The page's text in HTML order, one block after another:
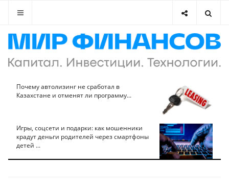
Почему автолизинг не сработал в
Казахстане и отменят ли программу...
Игры, соцсети и подарки: как мошенники
крадут деньги родителей через смартфоны
детей ...